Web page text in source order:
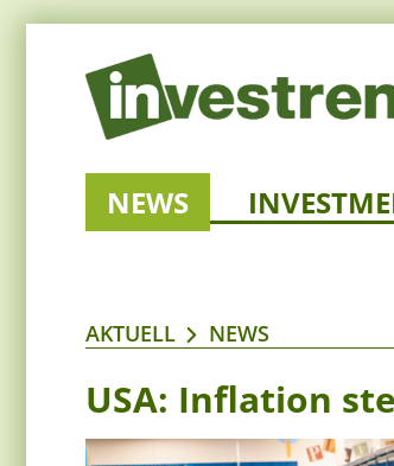
NEWS
AKTUELL NEWS
USA: Inflation